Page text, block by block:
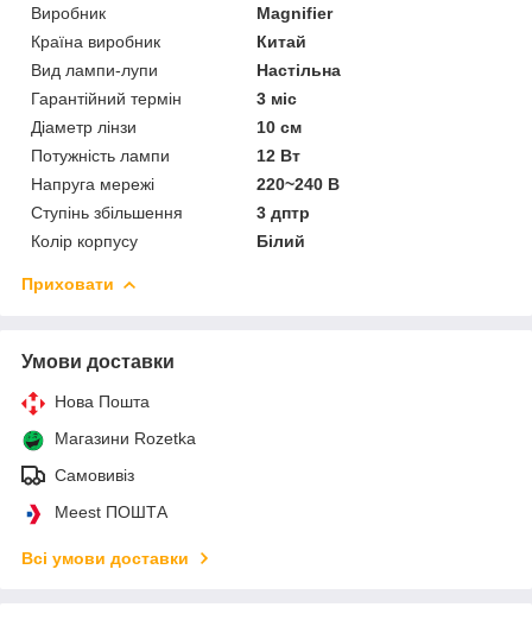
Виробник
Magnifier
Країна виробник
Китай
Вид лампи-лупи
Настільна
Гарантійний термін
3 міс
Діаметр лінзи
10 см
Потужність лампи
12 Вт
Напруга мережі
220~240 В
Ступінь збільшення
3 дптр
Колір корпусу
Білий
Приховати
Умови доставки
Нова Пошта
Магазини Rozetka
Самовивіз
Meest ПОШТА
Всі умови доставки